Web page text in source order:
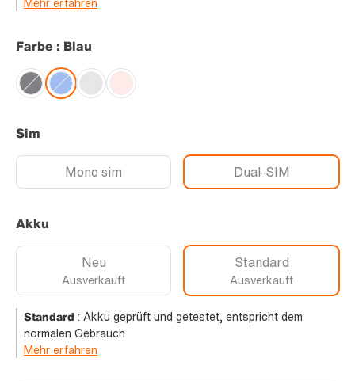
Farbe : Blau
Sim
Mono sim Dual-SIM
Akku
Neu
Ausverkauft
Standard
Ausverkauft
Standard : Akku geprüft und getestet, entspricht dem
normalen Gebrauch
Mehr erfahren